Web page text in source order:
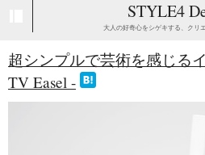
STYLE4
大人の好奇心をシゲキする、クリ
超シンプルで芸術を感じる
TV Easel -